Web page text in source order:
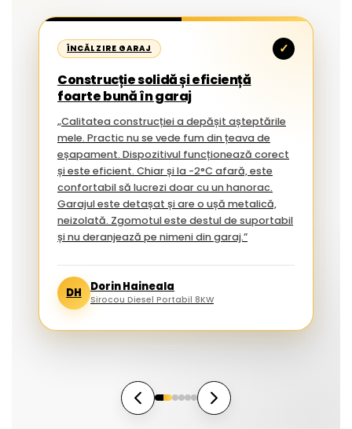
ÎNCĂLZIRE GARAJ ✓
Construcție solidă și eficiență
foarte bună în garaj
„Calitatea construcției a depășit așteptările
mele. Practic nu se vede fum din țeava de
eșapament. Dispozitivul funcționează corect
și este eficient. Chiar și la -2°C afară, este
confortabil să lucrezi doar cu un hanorac.
Garajul este detașat și are o ușă metalică,
neizolată. Zgomotul este destul de suportabil
și nu deranjează pe nimeni din garaj.”
DH Dorin Haineala
Sirocou Diesel Portabil 8KW